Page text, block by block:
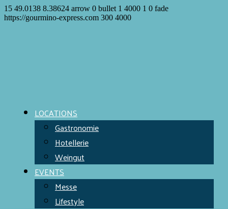
15 49.0138 8.38624 arrow 0 bullet 1 4000 1 0 fade
https://gourmino-express.com 300 4000
LOCATIONS
Gastronomie
Hotellerie
Weingut
EVENTS
Messe
Lifestyle